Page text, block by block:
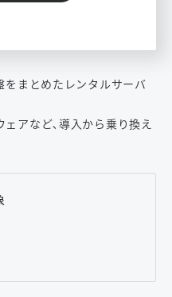
をまとめたレンタルサーバ
アなど､導入から乗り換え